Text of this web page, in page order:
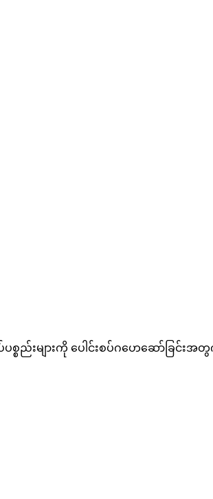
စည်းများကို ပေါင်းစပ်ဂဟေဆော်ခြင်း